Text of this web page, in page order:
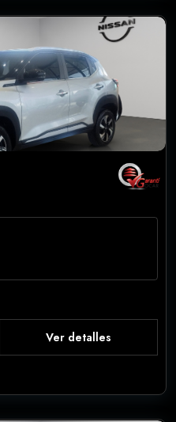
Ver detalles